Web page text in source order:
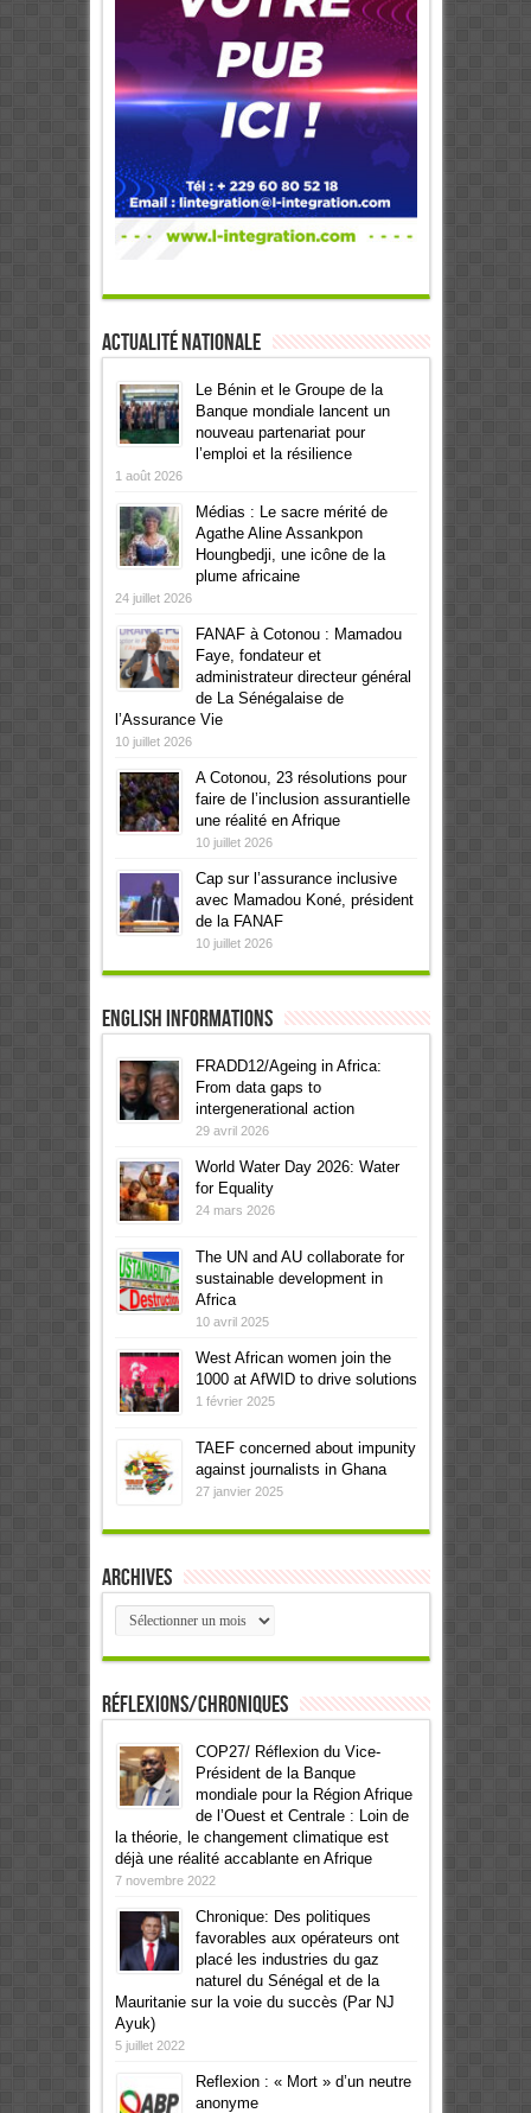
Actualité Nationale
Le Bénin et le Groupe de la
Banque mondiale lancent un
nouveau partenariat pour
l’emploi et la résilience
1 août 2026
Médias : Le sacre mérité de
Agathe Aline Assankpon
Houngbedji, une icône de la
plume africaine
24 juillet 2026
FANAF à Cotonou : Mamadou
Faye, fondateur et
administrateur directeur général
de La Sénégalaise de
l’Assurance Vie
10 juillet 2026
A Cotonou, 23 résolutions pour
faire de l’inclusion assurantielle
une réalité en Afrique
10 juillet 2026
Cap sur l’assurance inclusive
avec Mamadou Koné, président
de la FANAF
10 juillet 2026
English informations
FRADD12/Ageing in Africa:
From data gaps to
intergenerational action
29 avril 2026
World Water Day 2026: Water
for Equality
24 mars 2026
The UN and AU collaborate for
sustainable development in
Africa
10 avril 2025
West African women join the
1000 at AfWID to drive solutions
1 février 2025
TAEF concerned about impunity
against journalists in Ghana
27 janvier 2025
Archives
Archives
Réflexions/Chroniques
COP27/ Réflexion du Vice-
Président de la Banque
mondiale pour la Région Afrique
de l’Ouest et Centrale : Loin de
la théorie, le changement climatique est
déjà une réalité accablante en Afrique
7 novembre 2022
Chronique: Des politiques
favorables aux opérateurs ont
placé les industries du gaz
naturel du Sénégal et de la
Mauritanie sur la voie du succès (Par NJ
Ayuk)
5 juillet 2022
Reflexion : « Mort » d’un neutre
anonyme